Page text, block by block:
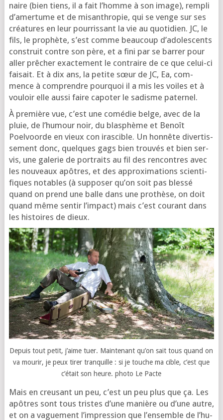
naire (bien tiens, il a fait l’homme à son image), rem­pli
d’a­mer­tume et de misan­thro­pie, qui se venge sur ses
créa­tures en leur pour­ris­sant la vie au quo­ti­dien. JC, le
fils, le pro­phète, s’est comme beau­coup d’a­do­les­cents
construit contre son père, et a fini par se bar­rer pour
aller prê­cher exac­te­ment le contraire de ce que celui-ci
fai­sait. Et à dix ans, la petite sœur de JC, Ea, com­
mence à com­prendre pour­quoi il a mis les voiles et à
vou­loir elle aus­si faire capo­ter le sadisme paternel.
À pre­mière vue, c’est une comé­die belge, avec de la
pluie, de l’hu­mour noir, du blas­phème et Benoît
Poelvoorde en vieux con iras­cible. Un hon­nête diver­tis­
se­ment donc, quelques gags bien trou­vés et bien ser­
vis, une gale­rie de por­traits au fil des ren­contres avec
les nou­veaux apôtres, et des approxi­ma­tions scien­ti­
fiques notables (à sup­po­ser qu’on soit pas bles­sé
quand on prend une balle dans une pro­thèse, on doit
quand même sen­tir l’im­pact) mais c’est cou­rant dans
les his­toires de dieux.
Depuis tout petit, j’aime tuer. Maintenant qu’on sait tous quand on
va mou­rir, je peux tirer tran­quille : si je touche ma cible, c’est que
c’é­tait son heure. pho­to Le Pacte
Mais en creu­sant un peu, c’est un peu plus que ça. Les
apôtres sont tous tristes d’une manière ou d’une autre,
et on a vague­ment l’im­pres­sion que l’en­semble de l’hu­